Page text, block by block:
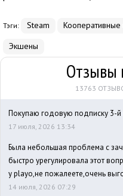
Тэги: Steam Кооперативные
Экшены
Отзывы
13763
Покупаю годовую подписку 3-й
17 июля, 2026 13:34
Была небольшая проблема с
быстро урегулировала этот
у playo,не пожалеете,очень
14 июля, 2026 07:29